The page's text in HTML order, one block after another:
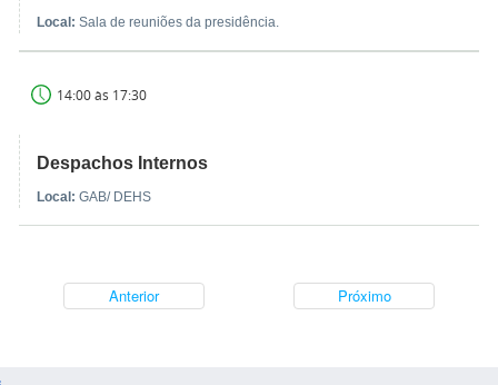
Local: Sala de reuniões da presidência.
14:00 às 17:30
Despachos Internos
Local: GAB/ DEHS
Anterior Próximo